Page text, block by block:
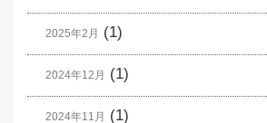
2025年2月 (1)
2024年12月 (1)
2024年11月 (1)